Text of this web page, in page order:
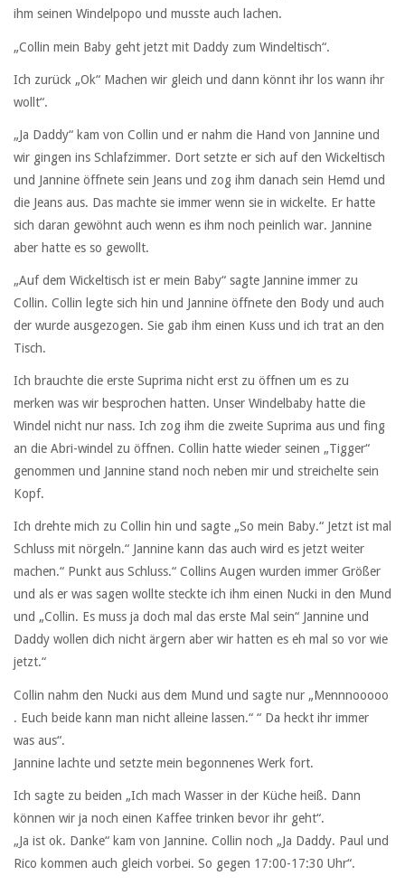
ihm seinen Windelpopo und musste auch lachen.
„Collin mein Baby geht jetzt mit Daddy zum Windeltisch“.
Ich zurück „Ok“ Machen wir gleich und dann könnt ihr los wann ihr
wollt“.
„Ja Daddy“ kam von Collin und er nahm die Hand von Jannine und
wir gingen ins Schlafzimmer. Dort setzte er sich auf den Wickeltisch
und Jannine öffnete sein Jeans und zog ihm danach sein Hemd und
die Jeans aus. Das machte sie immer wenn sie in wickelte. Er hatte
sich daran gewöhnt auch wenn es ihm noch peinlich war. Jannine
aber hatte es so gewollt.
„Auf dem Wickeltisch ist er mein Baby“ sagte Jannine immer zu
Collin. Collin legte sich hin und Jannine öffnete den Body und auch
der wurde ausgezogen. Sie gab ihm einen Kuss und ich trat an den
Tisch.
Ich brauchte die erste Suprima nicht erst zu öffnen um es zu
merken was wir besprochen hatten. Unser Windelbaby hatte die
Windel nicht nur nass. Ich zog ihm die zweite Suprima aus und fing
an die Abri-windel zu öffnen. Collin hatte wieder seinen „Tigger“
genommen und Jannine stand noch neben mir und streichelte sein
Kopf.
Ich drehte mich zu Collin hin und sagte „So mein Baby.“ Jetzt ist mal
Schluss mit nörgeln.“ Jannine kann das auch wird es jetzt weiter
machen.“ Punkt aus Schluss.“ Collins Augen wurden immer Größer
und als er was sagen wollte steckte ich ihm einen Nucki in den Mund
und „Collin. Es muss ja doch mal das erste Mal sein“ Jannine und
Daddy wollen dich nicht ärgern aber wir hatten es eh mal so vor wie
jetzt.“
Collin nahm den Nucki aus dem Mund und sagte nur „Mennnooooo
. Euch beide kann man nicht alleine lassen.“ “ Da heckt ihr immer
was aus“.
Jannine lachte und setzte mein begonnenes Werk fort.
Ich sagte zu beiden „Ich mach Wasser in der Küche heiß. Dann
können wir ja noch einen Kaffee trinken bevor ihr geht“.
„Ja ist ok. Danke“ kam von Jannine. Collin noch „Ja Daddy. Paul und
Rico kommen auch gleich vorbei. So gegen 17:00-17:30 Uhr“.